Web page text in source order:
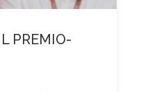
PREMIO-